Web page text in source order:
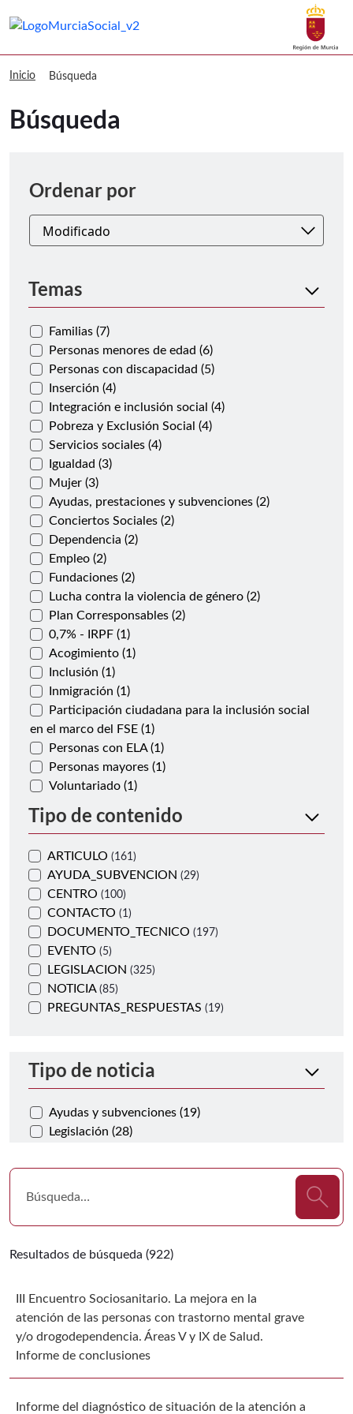
Murcia Social Búsqueda Buscar
Inicio Búsqueda
Búsqueda
Ordenar por
Temas
Familias (7)
Personas menores de edad (6)
Personas con discapacidad (5)
Inserción (4)
Integración e inclusión social (4)
Pobreza y Exclusión Social (4)
Servicios sociales (4)
Igualdad (3)
Mujer (3)
Ayudas, prestaciones y subvenciones (2)
Conciertos Sociales (2)
Dependencia (2)
Empleo (2)
Fundaciones (2)
Lucha contra la violencia de género (2)
Plan Corresponsables (2)
0,7% - IRPF (1)
Acogimiento (1)
Inclusión (1)
Inmigración (1)
Participación ciudadana para la inclusión social
en el marco del FSE (1)
Personas con ELA (1)
Personas mayores (1)
Voluntariado (1)
Tipo de contenido
ARTICULO (161)
AYUDA_SUBVENCION (29)
CENTRO (100)
CONTACTO (1)
DOCUMENTO_TECNICO (197)
EVENTO (5)
LEGISLACION (325)
NOTICIA (85)
PREGUNTAS_RESPUESTAS (19)
Tipo de noticia
Ayudas y subvenciones (19)
Legislación (28)
Resultados de búsqueda (922)
III Encuentro Sociosanitario. La mejora en la
atención de las personas con trastorno mental grave
y/o drogodependencia. Áreas V y IX de Salud.
Informe de conclusiones
Informe del diagnóstico de situación de la atención a